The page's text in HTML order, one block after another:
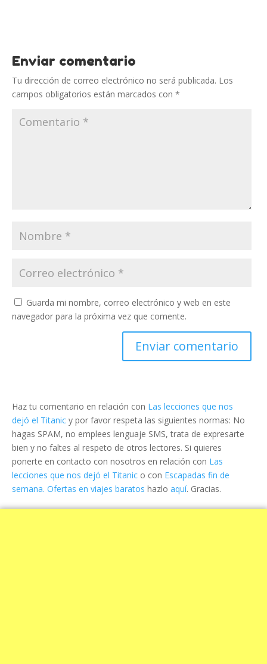
Enviar comentario
Tu dirección de correo electrónico no será publicada. Los
campos obligatorios están marcados con *
Guarda mi nombre, correo electrónico y web en este
navegador para la próxima vez que comente.
Haz tu comentario en relación con Las lecciones que nos
dejó el Titanic y por favor respeta las siguientes normas: No
hagas SPAM, no emplees lenguaje SMS, trata de expresarte
bien y no faltes al respeto de otros lectores. Si quieres
ponerte en contacto con nosotros en relación con Las
lecciones que nos dejó el Titanic o con Escapadas fin de
semana. Ofertas en viajes baratos hazlo aquí. Gracias.